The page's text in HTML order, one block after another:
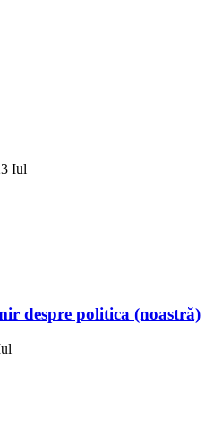
Iul
despre politica (noastră)